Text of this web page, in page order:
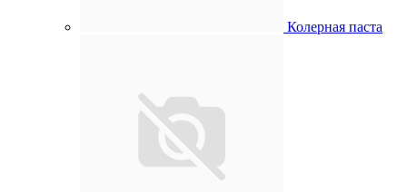
Колерная паста